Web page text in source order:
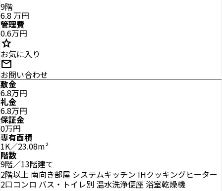
9階
6.8 万円
管理費
0.6万円
star
お気に入り
mail
お問い合わせ
敷金
6.8万円
礼金
6.8万円
保証金
0万円
専有面積
1K／23.08m²
階数
9階／13階建て
2階以上 南向き部屋 システムキッチン IHクッキングヒーター
2口コンロ バス・トイレ別 温水洗浄便座 浴室乾燥機